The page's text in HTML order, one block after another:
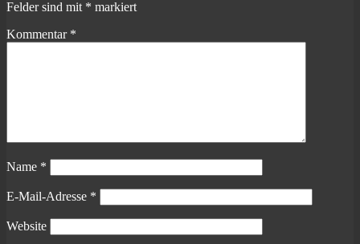
Felder sind mit * markiert
Kommentar *
Name *
E-Mail-Adresse *
Website